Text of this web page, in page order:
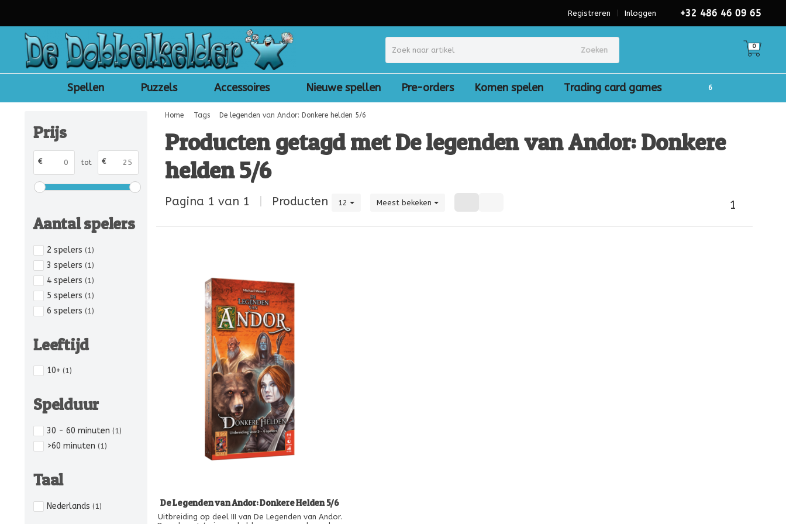
+32 486 46 09 65
Inloggen
Registreren
Zoeken 0
Spellen Puzzels Accessoires Nieuwe spellen Pre-orders Komen spelen Trading card games
Prijs
€ tot €
Aantal spelers
2 spelers (1)
3 spelers (1)
4 spelers (1)
5 spelers (1)
6 spelers (1)
Leeftijd
10+ (1)
Spelduur
30 - 60 minuten (1)
>60 minuten (1)
Taal
Nederlands (1)
Home Tags De legenden van Andor: Donkere helden 5/6
Producten getagd met De legenden van Andor: Donkere
helden 5/6
Pagina 1 van 1 Producten 12 Meest bekeken 1
De Legenden van Andor: Donkere Helden 5/6
Uitbreiding op deel III van De Legenden van Andor.